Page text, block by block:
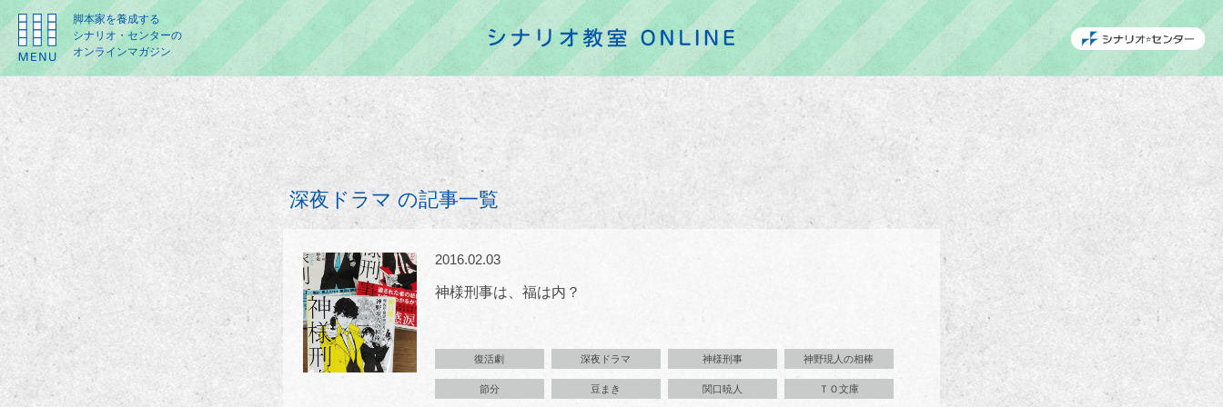
脚本家を養成する
シナリオ・センターの
オンラインマガジン
深夜ドラマ の記事一覧
2016.02.03
神様刑事は、福は内？
復活劇 深夜ドラマ 神様刑事 神野現人の相棒
節分 豆まき 関口暁人 ＴＯ文庫